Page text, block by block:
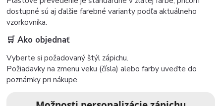
dostupné sú aj ďalšie farebné varianty podľa aktuálneho
vzorkovníka.
🛒 Ako objednať
Vyberte si požadovaný štýl zápichu.
Požiadavky na zmenu veku (čísla) alebo farby uveďte do
poznámky pri nákupe.